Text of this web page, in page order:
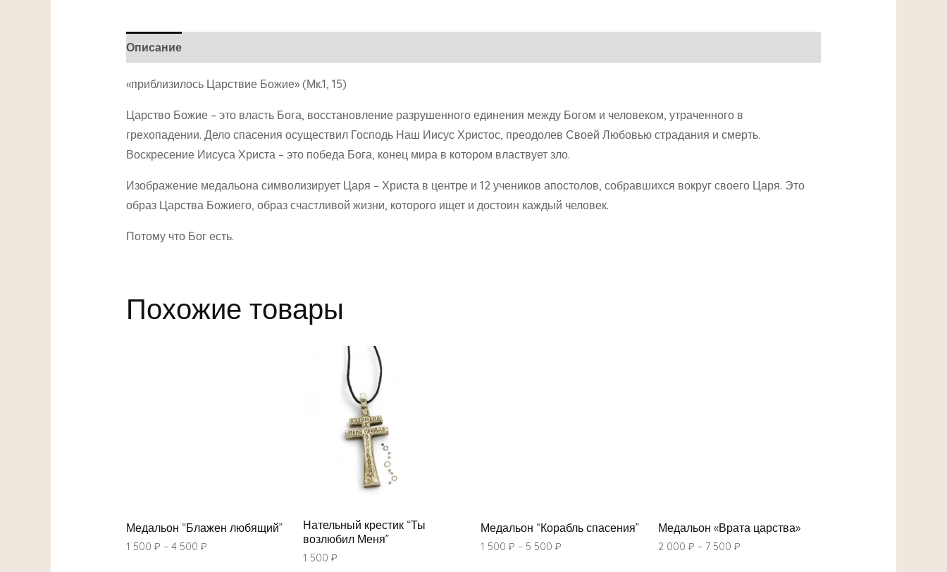
Описание
«приблизилось Царствие Божие» (Мк.1, 15)
Царство Божие – это власть Бога, восстановление разрушенного единения между Богом и человеком, утраченного в
грехопадении. Дело спасения осуществил Господь Наш Иисус Христос, преодолев Своей Любовью страдания и смерть.
Воскресение Иисуса Христа – это победа Бога, конец мира в котором властвует зло.
Изображение медальона символизирует Царя – Христа в центре и 12 учеников апостолов, собравшихся вокруг своего Царя. Это
образ Царства Божиего, образ счастливой жизни, которого ищет и достоин каждый человек.
Потому что Бог есть.
Похожие товары
Медальон “Блажен любящий”
1 500 ₽ – 4 500 ₽
Нательный крестик “Ты
возлюбил Меня”
1 500₽
Медальон “Корабль спасения”
1 500 ₽ – 5 500 ₽
Медальон «Врата царства»
2 000 ₽ – 7 500 ₽